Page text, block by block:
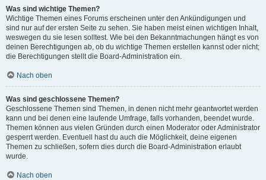
Was sind wichtige Themen?
Wichtige Themen eines Forums erscheinen unter den Ankündigungen und
sind nur auf der ersten Seite zu sehen. Sie haben meist einen wichtigen Inhalt,
weswegen du sie lesen solltest. Wie bei den Bekanntmachungen hängt es von
deinen Berechtigungen ab, ob du wichtige Themen erstellen kannst oder nicht;
die Berechtigungen stellt die Board-Administration ein.
Nach oben
Was sind geschlossene Themen?
Geschlossene Themen sind Themen, in denen nicht mehr geantwortet werden
kann und bei denen eine laufende Umfrage, falls vorhanden, beendet wurde.
Themen können aus vielen Gründen durch einen Moderator oder Administrator
gesperrt werden. Eventuell hast du auch die Möglichkeit, deine eigenen
Themen zu schließen, sofern dies durch die Board-Administration erlaubt
wurde.
Nach oben